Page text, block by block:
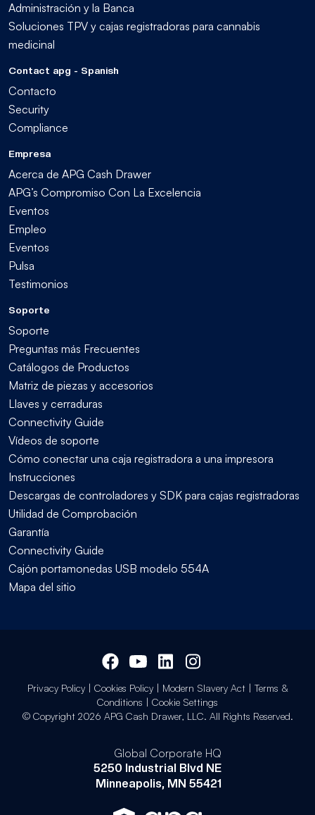
Administración y la Banca
Soluciones TPV y cajas registradoras para cannabis
medicinal
Contact apg - Spanish
Contacto
Security
Compliance
Empresa
Acerca de APG Cash Drawer
APG’s Compromiso Con La Excelencia
Eventos
Empleo
Eventos
Pulsa
Testimonios
Soporte
Soporte
Preguntas más Frecuentes
Catálogos de Productos
Matriz de piezas y accesorios
Llaves y cerraduras
Connectivity Guide
Vídeos de soporte
Cómo conectar una caja registradora a una impresora
Instrucciones
Descargas de controladores y SDK para cajas registradoras
Utilidad de Comprobación
Garantía
Connectivity Guide
Cajón portamonedas USB modelo 554A
Mapa del sitio
Privacy Policy| Cookies Policy| Modern Slavery Act| Terms &
Conditions | Cookie Settings
© Copyright 2026 APG Cash Drawer, LLC. All Rights Reserved.
Global Corporate HQ
5250 Industrial Blvd NE
Minneapolis, MN 55421